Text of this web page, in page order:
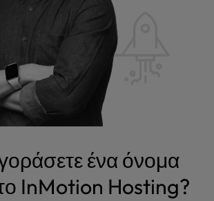
ένα όνομα
InMotion Hosting?